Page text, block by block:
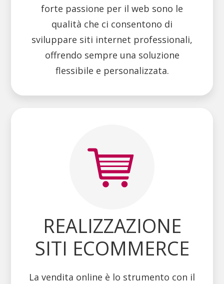
forte passione per il web sono le
qualità che ci consentono di
sviluppare siti internet professionali,
offrendo sempre una soluzione
flessibile e personalizzata.
REALIZZAZIONE
SITI ECOMMERCE
La vendita online è lo strumento con il